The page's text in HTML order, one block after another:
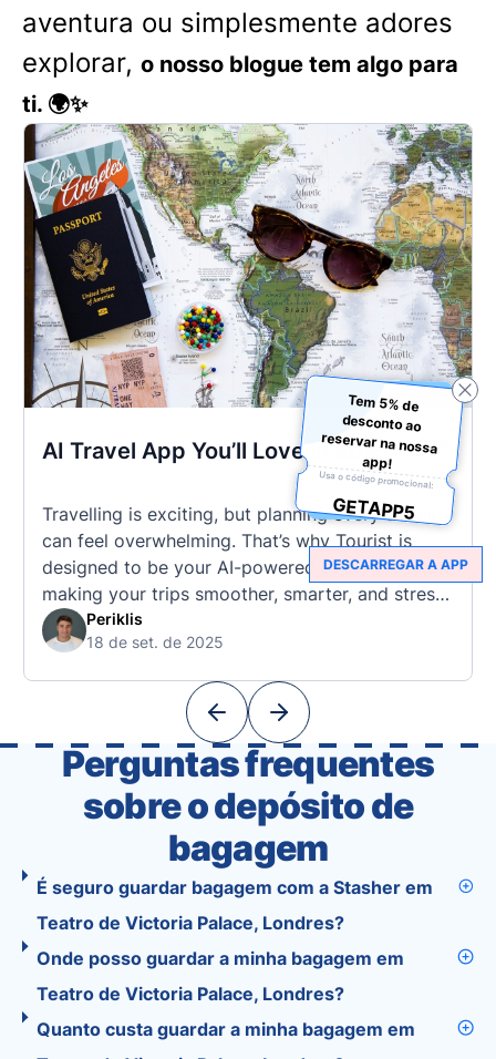
aventura ou simplesmente adores
explorar, o nosso blogue tem algo para
ti. 🌍✨
AI Travel App You’ll Love in 2025
Travelling is exciting, but planning every detail
can feel overwhelming. That’s why Tourist is
designed to be your AI-powered travel assistant,
making your trips smoother, smarter, and stress-
free. 🧭 What Makes the Tourist App Unique?
Unlike standard travel apps, Tourist combines
With Tourist, your trip planning becomes as
Periklis
18 de set. de 2025
Perguntas frequentes
sobre o depósito de
bagagem
É seguro guardar bagagem com a Stasher em
Teatro de Victoria Palace, Londres?
Onde posso guardar a minha bagagem em
Teatro de Victoria Palace, Londres?
Quanto custa guardar a minha bagagem em
Tem 5% de
desconto ao
reservar na nossa
app!
Usa o código promocional:
GETAPP5
DESCARREGAR A APP